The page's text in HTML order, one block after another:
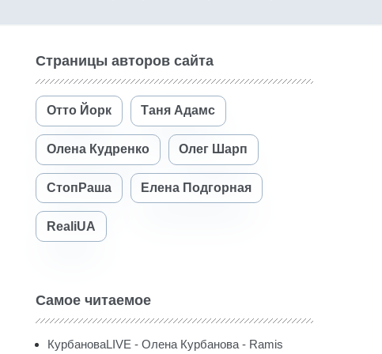
Страницы авторов сайта
Отто Йорк Таня Адамс
Олена Кудренко Олег Шарп
СтопРаша Елена Подгорная
RealiUA
Самое читаемое
КурбановаLIVE - Олена Курбанова - Ramis